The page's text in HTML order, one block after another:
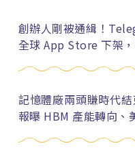
創辦人剛被通緝！
全球 App Store 下架
記憶體廠兩頭賺時代
報曝 HBM 產能轉向、